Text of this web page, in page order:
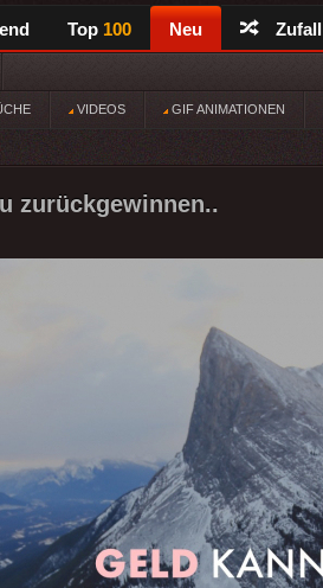
Top 100 Neu Zufall
VIDEOS GIF ANIMATIONEN
zurückgewinnen..